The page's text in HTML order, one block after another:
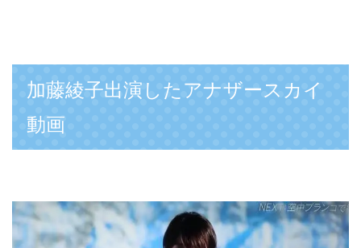
加藤綾子出演したアナザースカイ
動画